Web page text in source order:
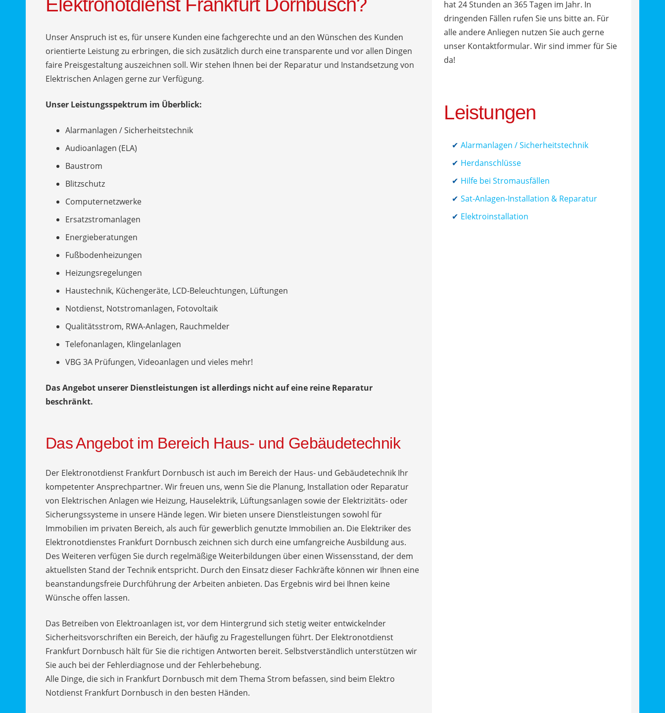
Elektronotdienst Frankfurt Dornbusch?
Unser Anspruch ist es, für unsere Kunden eine fachgerechte und an den Wünschen des Kunden
orientierte Leistung zu erbringen, die sich zusätzlich durch eine transparente und vor allen Dingen
faire Preisgestaltung auszeichnen soll. Wir stehen Ihnen bei der Reparatur und Instandsetzung von
Elektrischen Anlagen gerne zur Verfügung.
Unser Leistungsspektrum im Überblick:
Alarmanlagen / Sicherheitstechnik
Audioanlagen (ELA)
Baustrom
Blitzschutz
Computernetzwerke
Ersatzstromanlagen
Energieberatungen
Fußbodenheizungen
Heizungsregelungen
Haustechnik, Küchengeräte, LCD-Beleuchtungen, Lüftungen
Notdienst, Notstromanlagen, Fotovoltaik
Qualitätsstrom, RWA-Anlagen, Rauchmelder
Telefonanlagen, Klingelanlagen
VBG 3A Prüfungen, Videoanlagen und vieles mehr!
Das Angebot unserer Dienstleistungen ist allerdings nicht auf eine reine Reparatur
beschränkt.
Das Angebot im Bereich Haus- und Gebäudetechnik
Der Elektronotdienst Frankfurt Dornbusch ist auch im Bereich der Haus- und Gebäudetechnik Ihr
kompetenter Ansprechpartner. Wir freuen uns, wenn Sie die Planung, Installation oder Reparatur
von Elektrischen Anlagen wie Heizung, Hauselektrik, Lüftungsanlagen sowie der Elektrizitäts- oder
Sicherungssysteme in unsere Hände legen. Wir bieten unsere Dienstleistungen sowohl für
Immobilien im privaten Bereich, als auch für gewerblich genutzte Immobilien an. Die Elektriker des
Elektronotdienstes Frankfurt Dornbusch zeichnen sich durch eine umfangreiche Ausbildung aus.
Des Weiteren verfügen Sie durch regelmäßige Weiterbildungen über einen Wissensstand, der dem
aktuellsten Stand der Technik entspricht. Durch den Einsatz dieser Fachkräfte können wir Ihnen eine
beanstandungsfreie Durchführung der Arbeiten anbieten. Das Ergebnis wird bei Ihnen keine
Wünsche offen lassen.
Das Betreiben von Elektroanlagen ist, vor dem Hintergrund sich stetig weiter entwickelnder
Sicherheitsvorschriften ein Bereich, der häufig zu Fragestellungen führt. Der Elektronotdienst
Frankfurt Dornbusch hält für Sie die richtigen Antworten bereit. Selbstverständlich unterstützen wir
Sie auch bei der Fehlerdiagnose und der Fehlerbehebung.
Alle Dinge, die sich in Frankfurt Dornbusch mit dem Thema Strom befassen, sind beim Elektro
Notdienst Frankfurt Dornbusch in den besten Händen.
hat 24 Stunden an 365 Tagen im Jahr. In
dringenden Fällen rufen Sie uns bitte an. Für
alle andere Anliegen nutzen Sie auch gerne
unser Kontaktformular. Wir sind immer für Sie
da!
Leistungen
Alarmanlagen / Sicherheitstechnik
Herdanschlüsse
Hilfe bei Stromausfällen
Sat-Anlagen-Installation & Reparatur
Elektroinstallation